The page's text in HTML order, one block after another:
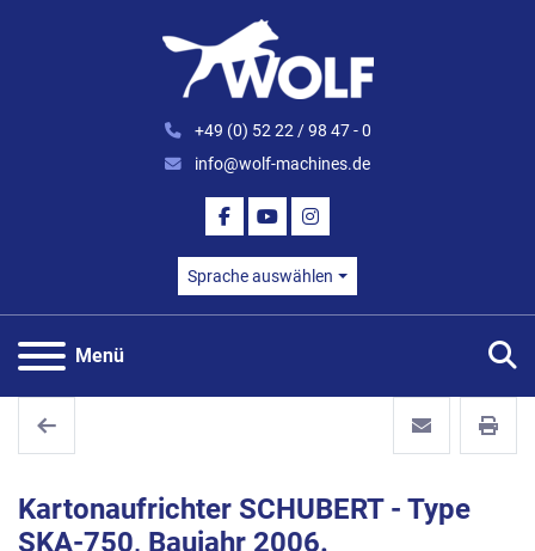
+49 (0) 52 22 / 98 47 - 0
info@wolf-machines.de
FACEBOOK
YOUTUBEINSTAGRAM
Sprache auswählen
Menü
Kartonaufrichter SCHUBERT - Type
SKA-750, Baujahr 2006.